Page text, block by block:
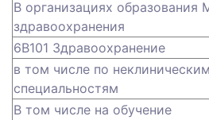
В организациях образования
здравоохранения
6В101 Здравоохранение
в том числе по неклиническим
специальностям
В том числе на обучение